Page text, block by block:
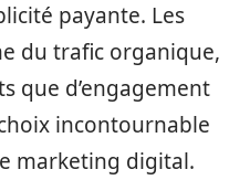
payante. Les
du trafic organique,
que d’engagement
incontournable
marketing digital.